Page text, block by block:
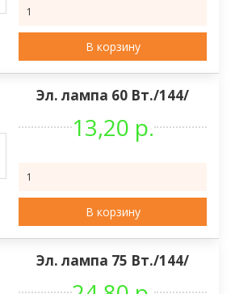
В корзину
Эл. лампа 60 Вт./144/
13,20 р.
В корзину
Эл. лампа 75 Вт./144/